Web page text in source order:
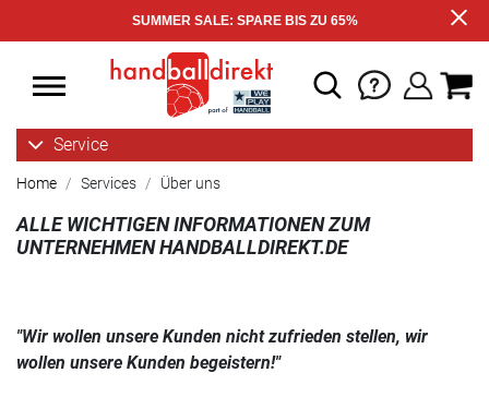
SUMMER SALE: SPARE BIS ZU 65%
Service
Home Services Über uns
ALLE WICHTIGEN INFORMATIONEN ZUM
UNTERNEHMEN HANDBALLDIREKT.DE
"Wir wollen unsere Kunden nicht zufrieden stellen, wir
wollen unsere Kunden begeistern!"